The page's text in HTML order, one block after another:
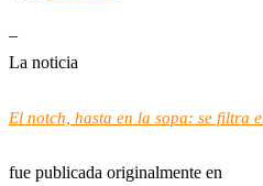
–
La noticia
El notch, hasta en la sopa: se filtra
fue publicada originalmente en